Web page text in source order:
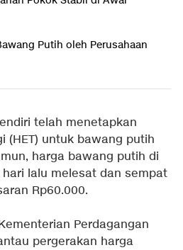
Putih oleh Perusahaan
telah menetapkan
(HET) untuk bawang putih
harga bawang putih di
lalu melesat dan sempat
Rp60.000.
Perdagangan
pergerakan harga